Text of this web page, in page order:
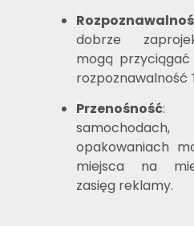
dobrze
mogą przyciągać
rozpoznawalność
Przenośność:
opakowaniach
miejsca na
zasięg reklamy.